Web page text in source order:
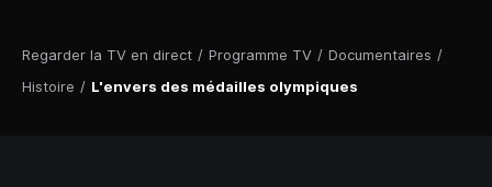
Regarder la TV en direct / Programme TV / Documentaires /
Histoire / L'envers des médailles olympiques